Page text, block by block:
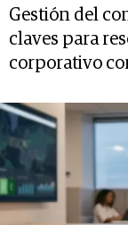
Gestión del
claves para
corporativo